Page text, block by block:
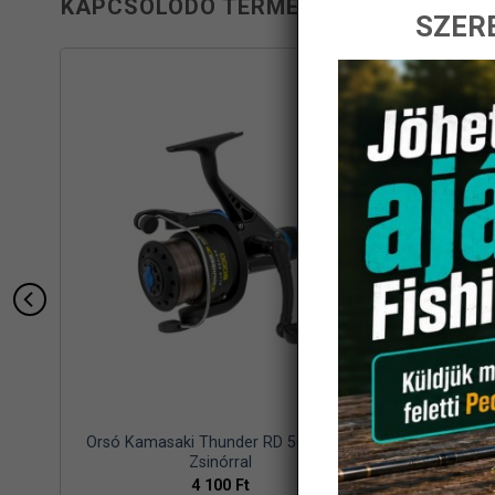
KAPCSOLÓDÓ TERMÉKEK
Orsó Kamasaki Thunder RD 5000 2BB
Zsinórral
4 100 Ft
-42%